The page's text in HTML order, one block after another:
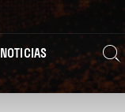
NOTICIAS